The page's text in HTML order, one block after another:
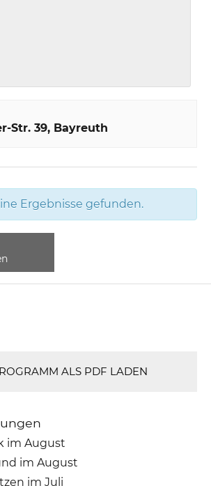
Str. 39 Bayreuth
Ergebnisse gefunden.
ALS PDF LADEN
im August
im August
im Juli